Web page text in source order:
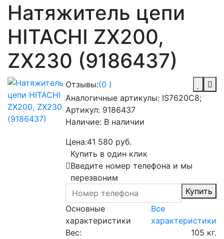
Натяжитель цепи
HITACHI ZX200,
ZX230 (9186437)
Отзывы:(0 )
Аналогичные артикулы: IS7620C8;
Артикул: 9186437
Наличие: В наличии
Цена:41 580 руб.
Купить в один клик
Введите номер телефона и мы
перезвоним
Купить
Основные
характеристики
Все
характеристики
Вес:
105 кг.